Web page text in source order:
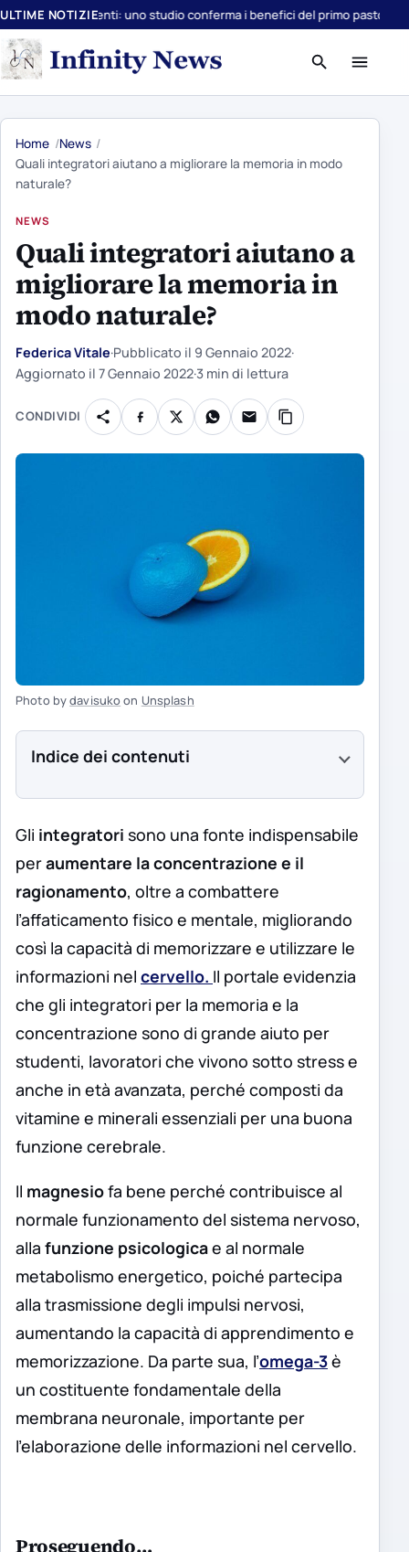
ULTIME NOTIZIE
adolescenti: uno studio conferma i benefici del primo pastoAvocado
Apri
Apri
Home News
Quali integratori aiutano a migliorare la memoria in modo
naturale?
NEWS
Quali integratori aiutano a
migliorare la memoria in
modo naturale?
Federica Vitale·Pubblicato il 9 Gennaio 2022·
Aggiornato il 7 Gennaio 2022·3 min di lettura
CONDIVIDI
Photo bydavisukoon Unsplash
Indice dei contenuti
Gli integratori sono una fonte indispensabile
peraumentare la concentrazione e il
ragionamento, oltre a combattere
l’affaticamento fisico e mentale, migliorando
così la capacità di memorizzare e utilizzare le
informazioni nel cervello. Il portale evidenzia
che gli integratori per la memoria e la
concentrazione sono di grande aiuto per
studenti, lavoratori che vivono sotto stress e
anche in età avanzata, perché composti da
vitamine e minerali essenziali per una buona
funzione cerebrale.
Il magnesiofa bene perché contribuisce al
normale funzionamento del sistema nervoso,
alla funzione psicologicae al normale
metabolismo energetico, poiché partecipa
alla trasmissione degli impulsi nervosi,
aumentando la capacità di apprendimento e
memorizzazione. Da parte sua, l’omega-3è
un costituente fondamentale della
membrana neuronale, importante per
l’elaborazione delle informazioni nel cervello.
Proseguendo…